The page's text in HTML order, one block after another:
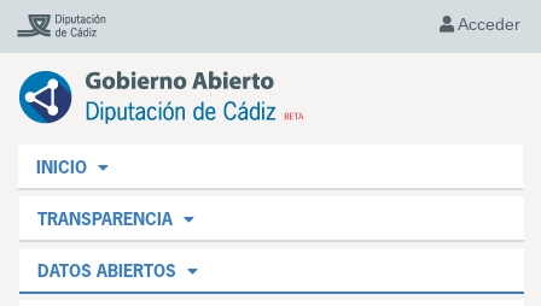
Acceder
INICIO
TRANSPARENCIA
DATOS ABIERTOS